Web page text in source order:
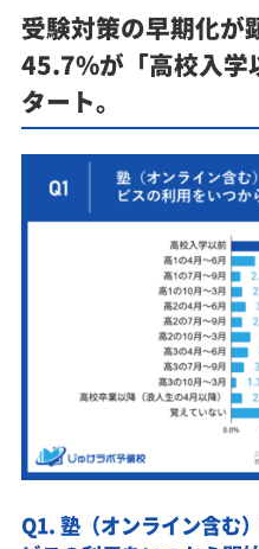
受験対策の早期化が
45.7%が「高校入学
タート。
Q1. 塾（オンライン含む